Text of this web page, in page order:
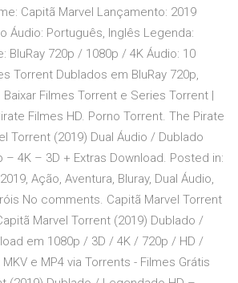
Capitã Marvel Lançamento: 2019
Áudio: Português, Inglês Legenda:
BluRay 720p / 1080p / 4K Áudio: 10
Torrent Dublados em BluRay 720p,
Baixar Filmes Torrent e Series Torrent |
Filmes HD. Porno Torrent. The Pirate
Torrent (2019) Dual Áudio / Dublado
– 4K – 3D + Extras Download. Posted in:
Ação, Aventura, Bluray, Dual Áudio,
No comments. Capitã Marvel Torrent
Marvel Torrent (2019) Dublado /
em 1080p / 3D / 4K / 720p / HD /
e MP4 via Torrents - Filmes Grátis